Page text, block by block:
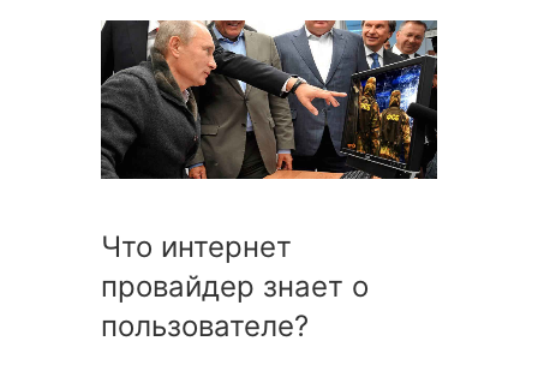
Что интернет
провайдер знает о
пользователе?